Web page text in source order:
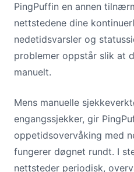
PingPuffin en annen
nettstedene dine
nedetidsvarsler og
problemer oppstår slik at
manuelt.
Mens manuelle
engangssjekker, gir
oppetidsovervåking med
fungerer døgnet rundt. I
nettsteder periodisk,